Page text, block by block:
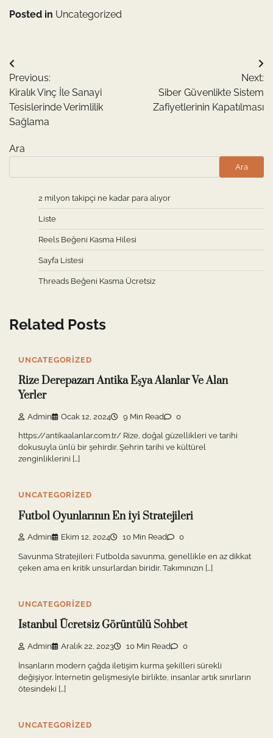
Posted in Uncategorized
Yazı
gezinmesi
Previous:
Kiralık Vinç İle Sanayi
Tesislerinde Verimlilik
Sağlama
Next:
Siber Güvenlikte Sistem
Zafiyetlerinin Kapatılması
Ara
Ara
2 milyon takipçi ne kadar para alıyor
Liste
Reels Beğeni Kasma Hilesi
Sayfa Listesi
Threads Beğeni Kasma Ücretsiz
Related Posts
UNCATEGORIZED
Rize Derepazarı Antika Eşya Alanlar Ve Alan
Yerler
Admin Ocak 12, 2024 9 Min Read 0
https://antikaalanlar.com.tr/ Rize, doğal güzellikleri ve tarihi
dokusuyla ünlü bir şehirdir. Şehrin tarihi ve kültürel
zenginliklerini […]
UNCATEGORIZED
Futbol Oyunlarının En İyi Stratejileri
Admin Ekim 12, 2024 10 Min Read 0
Savunma Stratejileri: Futbolda savunma, genellikle en az dikkat
çeken ama en kritik unsurlardan biridir. Takımınızın […]
UNCATEGORIZED
Istanbul Ücretsiz Görüntülü Sohbet
Admin Aralık 22, 2023 10 Min Read 0
İnsanların modern çağda iletişim kurma şekilleri sürekli
değişiyor. İnternetin gelişmesiyle birlikte, insanlar artık sınırların
ötesindeki […]
UNCATEGORIZED